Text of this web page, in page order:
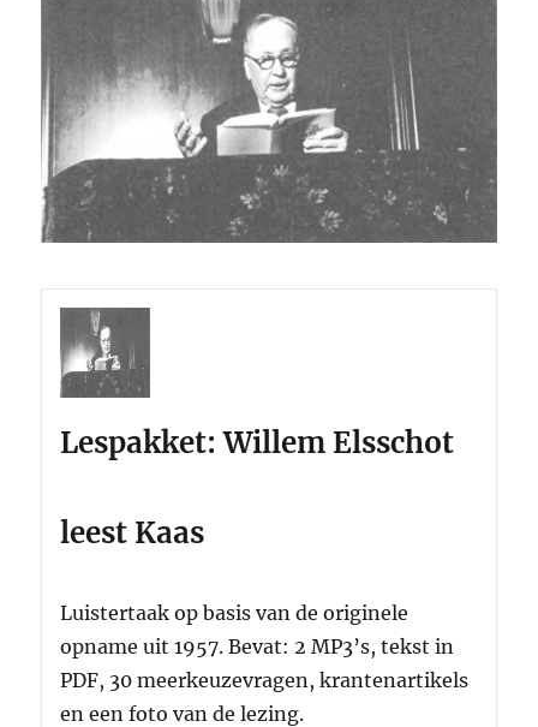
Lespakket: Willem Elsschot
leest Kaas
Luistertaak op basis van de originele
opname uit 1957. Bevat: 2 MP3’s, tekst in
PDF, 30 meerkeuzevragen, krantenartikels
en een foto van de lezing.